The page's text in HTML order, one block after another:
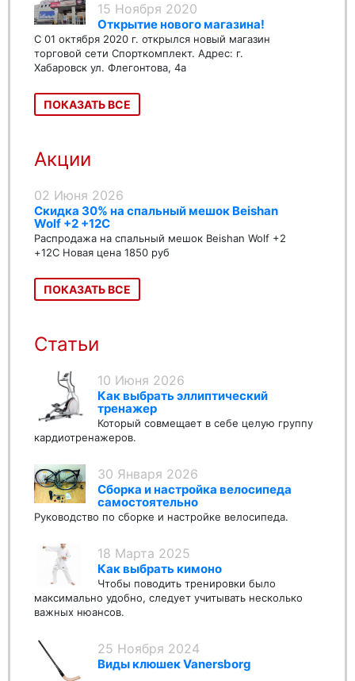
15 Ноября 2020
Открытие нового магазина!
С 01 октября 2020 г. открылся новый магазин
торговой сети Спорткомплект. Адрес: г.
Хабаровск ул. Флегонтова, 4а
ПОКАЗАТЬ ВСЕ
Акции
02 Июня 2026
Скидка 30% на спальный мешок Beishan
Wolf +2 +12C
Распродажа на спальный мешок Beishan Wolf +2
+12C Новая цена 1850 руб
ПОКАЗАТЬ ВСЕ
Статьи
10 Июня 2026
Как выбрать эллиптический
тренажер
Который совмещает в себе целую группу
кардиотренажеров.
30 Января 2026
Сборка и настройка велосипеда
самостоятельно
Руководство по сборке и настройке велосипеда.
18 Марта 2025
Как выбрать кимоно
Чтобы поводить тренировки было
максимально удобно, следует учитывать несколько
важных нюансов.
25 Ноября 2024
Виды клюшек Vanersborg